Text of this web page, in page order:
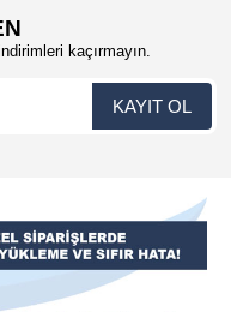
kaçırmayın.